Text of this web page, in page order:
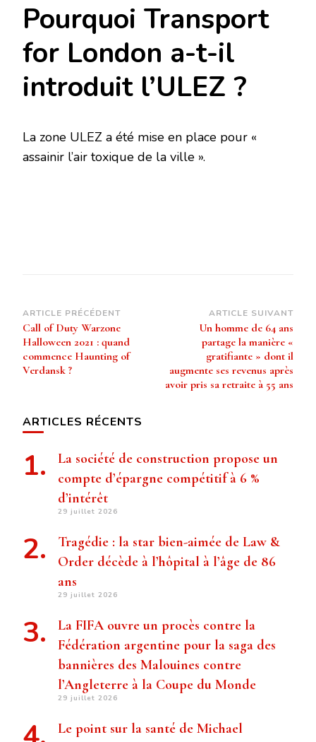
Pourquoi Transport
for London a-t-il
introduit l’ULEZ ?
La zone ULEZ a été mise en place pour «
assainir l’air toxique de la ville ».
Navigation
d’article
ARTICLE PRÉCÉDENT
Call of Duty Warzone
Halloween 2021 : quand
commence Haunting of
Verdansk ?
ARTICLE SUIVANT
Un homme de 64 ans
partage la manière «
gratifiante » dont il
augmente ses revenus après
avoir pris sa retraite à 55 ans
ARTICLES RÉCENTS
La société de construction propose un
compte d’épargne compétitif à 6 %
d’intérêt
29 juillet 2026
Tragédie : la star bien-aimée de Law &
Order décède à l’hôpital à l’âge de 86
ans
29 juillet 2026
La FIFA ouvre un procès contre la
Fédération argentine pour la saga des
bannières des Malouines contre
l’Angleterre à la Coupe du Monde
29 juillet 2026
Le point sur la santé de Michael